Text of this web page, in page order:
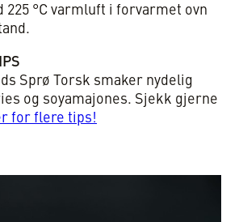
225 °C varmluft i forvarmet ovn
Sprø Torsk smaker nydelig
og soyamajones. Sjekk gjerne
for flere tips!